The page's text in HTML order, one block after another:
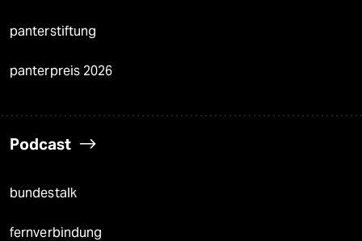
panterstiftung
panterpreis 2026
Podcast
bundestalk
fernverbindung